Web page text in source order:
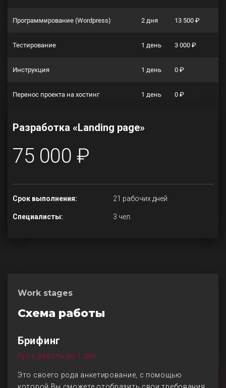
Программирование (Wordpress) 2 дня 13 500 ₽
Тестирование 1 день 3 000 ₽
Инструкция 1 день 0 ₽
Перенос проекта на хостинг 1 день 0 ₽
Разработка «Landing page»
75 000 ₽
Срок выполнения: 21 рабочих дней
Специалисты: 3 чел.
Work stages
Схема работы
Брифинг
Срок работы до 1 дня
Это своего рода анкетирование, с помощью